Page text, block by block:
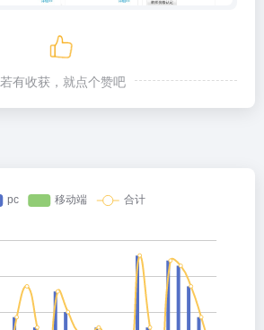
若有收获，就点个赞吧